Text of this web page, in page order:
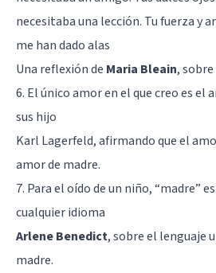
necesitaba una lección. Tu fuerza y
me han dado alas
Una reflexión de Maria Bleain,
6. El único amor en el que creo es el
sus hijo
Karl Lagerfeld, afirmando que el
amor de madre.
7. Para el oído de un niño, “madre”
cualquier idioma
Arlene Benedict, sobre el lenguaje
madre.